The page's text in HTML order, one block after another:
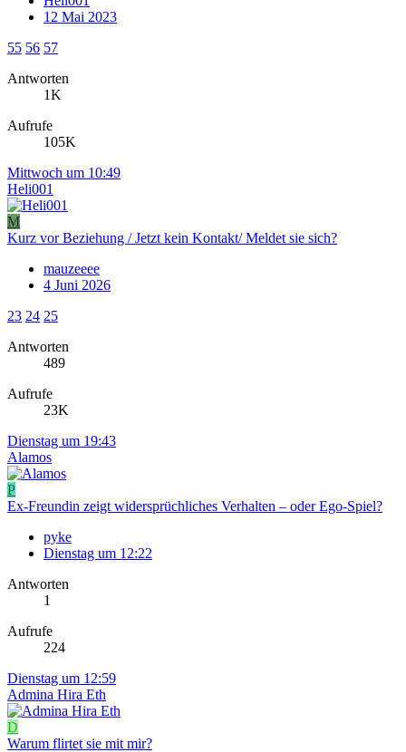
12 Mai 2023
55 56 57
Antworten
1K
Aufrufe
105K
Mittwoch um 10:49
Heli001
M
Kurz vor Beziehung / Jetzt kein Kontakt/ Meldet sie sich?
mauzeeee
4 Juni 2026
23 24 25
Antworten
489
Aufrufe
23K
Dienstag um 19:43
Alamos
P
Ex-Freundin zeigt widersprüchliches Verhalten – oder Ego-Spiel?
pyke
Dienstag um 12:22
Antworten
1
Aufrufe
224
Dienstag um 12:59
Admina Hira Eth
D
Warum flirtet sie mit mir?